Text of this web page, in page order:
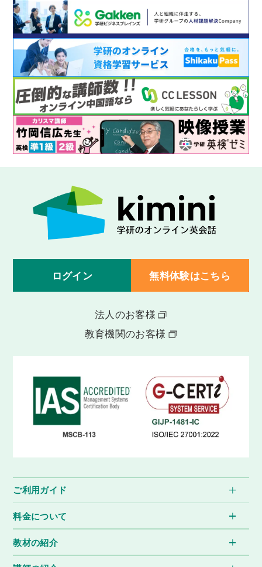
ログイン 無料体験はこちら
法人のお客様
教育機関のお客様
ご利用ガイド
料金について
教材の紹介